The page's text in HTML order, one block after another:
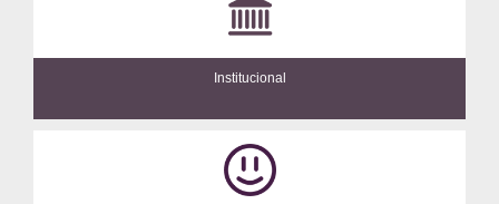
Institucional